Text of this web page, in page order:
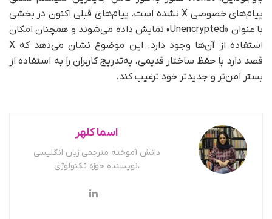
پیام‌های خصوصی X نشده است. پیام‌های قبلی اکنون در بخشی
با عنوان «Unencrypted» نمایش داده می‌شوند و همچنان امکان
استفاده از آن‌ها وجود دارد. این موضوع نشان می‌دهد که X
قصد دارد با حفظ ساختار قدیمی، به‌تدریج کاربران را به استفاده از
بستر امن‌تر و جدیدتر خود ترغیب کند.
اسما کلهر
دانش آموخته مترجمی زبان انگلیسی
،نویسنده حوزه تکنولوژی